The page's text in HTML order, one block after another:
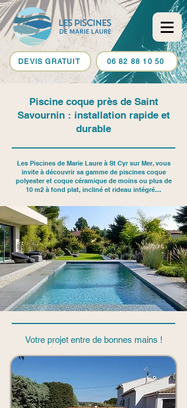
DEVIS GRATUIT 06 82 88 10 50
Piscine coque près de Saint
Savournin : installation rapide et
durable
Les Piscines de Marie Laure à St Cyr sur Mer, vous
invite à découvrir sa gamme de piscines coque
polyester et coque céramique de moins ou plus de
10 m2 à fond plat, incliné et rideau intégré…
Votre projet entre de bonnes mains !